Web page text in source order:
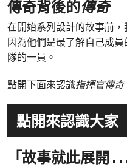
傳奇背後的傳奇
在開始系列設計的故事前
因為他們是最了解自己成
隊的一員。
點開下面來認識指揮官傳
點開來認識大家
「故事就此展開 . .